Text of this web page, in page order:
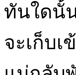
ทันใดนั้
จะเก็บเ